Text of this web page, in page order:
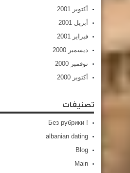
أكتوبر 2001
أبريل 2001
فبراير 2001
ديسمبر 2000
نوفمبر 2000
أكتوبر 2000
تصنيفات
! Без рубрики
albanian dating
Blog
Main